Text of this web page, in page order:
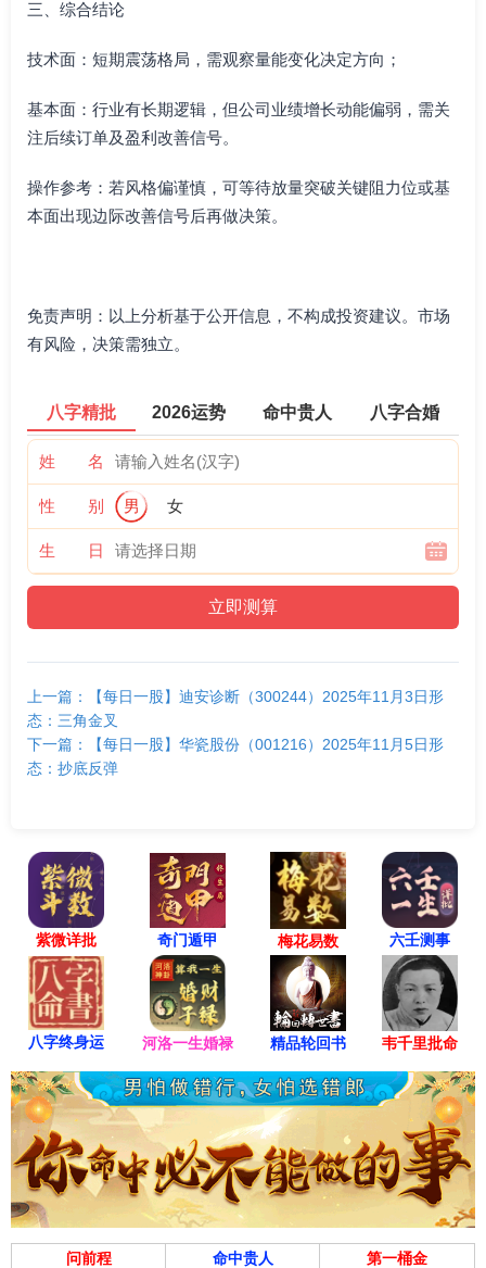
三、综合结论
技术面：短期震荡格局，需观察量能变化决定方向；
基本面：行业有长期逻辑，但公司业绩增长动能偏弱，需关
注后续订单及盈利改善信号。
操作参考：若风格偏谨慎，可等待放量突破关键阻力位或基
本面出现边际改善信号后再做决策。
免责声明：以上分析基于公开信息，不构成投资建议。市场
有风险，决策需独立。
八字精批 2026运势 命中贵人 八字合婚
姓 名
性 别 男 女
生 日
上一篇：【每日一股】迪安诊断（300244）2025年11月3日形
态：三角金叉
下一篇：【每日一股】华瓷股份（001216）2025年11月5日形
态：抄底反弹
紫微详批 奇门遁甲 梅花易数 六壬测事
八字终身运 河洛一生婚禄 精品轮回书 韦千里批命
问前程 命中贵人
第一桶金